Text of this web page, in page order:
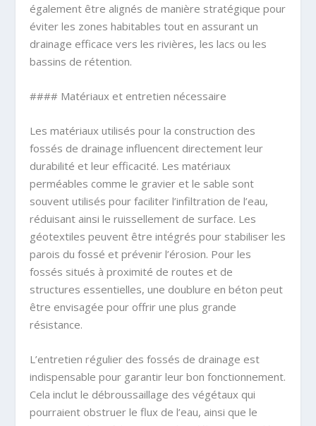
également être alignés de manière stratégique pour
éviter les zones habitables tout en assurant un
drainage efficace vers les rivières, les lacs ou les
bassins de rétention.
#### Matériaux et entretien nécessaire
Les matériaux utilisés pour la construction des
fossés de drainage influencent directement leur
durabilité et leur efficacité. Les matériaux
perméables comme le gravier et le sable sont
souvent utilisés pour faciliter l’infiltration de l’eau,
réduisant ainsi le ruissellement de surface. Les
géotextiles peuvent être intégrés pour stabiliser les
parois du fossé et prévenir l’érosion. Pour les
fossés situés à proximité de routes et de
structures essentielles, une doublure en béton peut
être envisagée pour offrir une plus grande
résistance.
L’entretien régulier des fossés de drainage est
indispensable pour garantir leur bon fonctionnement.
Cela inclut le débroussaillage des végétaux qui
pourraient obstruer le flux de l’eau, ainsi que le